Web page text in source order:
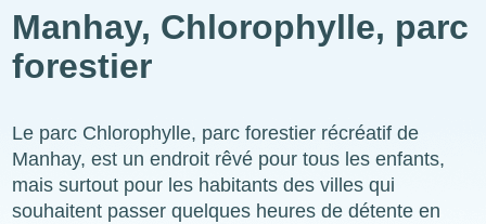
Manhay, Chlorophylle, parc
forestier
Le parc Chlorophylle, parc forestier récréatif de
Manhay, est un endroit rêvé pour tous les enfants,
mais surtout pour les habitants des villes qui
souhaitent passer quelques heures de détente en